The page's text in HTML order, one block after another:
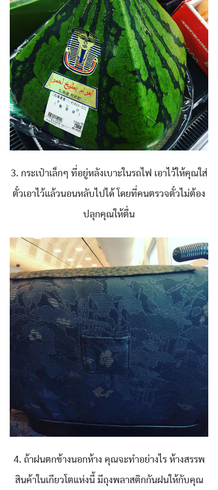
3. กระเป๋าเล็กๆ ที่อยู่หลังเบาะในรถไฟ เอาไว้ให้คุณใส่
ตั๋วเอาไว้แล้วนอนหลับไปได้ โดยที่คนตรวจตั๋วไม่ต้อง
ปลุกคุณให้ตื่น
4. ถ้าฝนตกข้างนอกห้าง คุณจะทำอย่างไร ห้างสรรพ
สินค้าในเกียวโตแห่งนี้ มีถุงพลาสติกกันฝนให้กับคุณ